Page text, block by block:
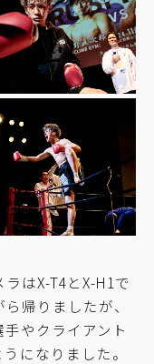
はX-T4とX-H1で
帰りましたが、
やクライアント
になりました。